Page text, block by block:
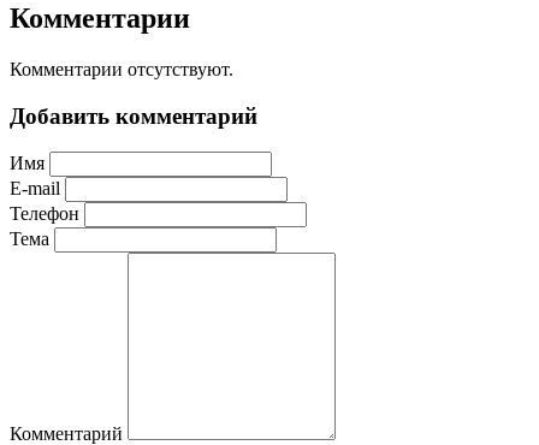
Комментарии
Комментарии отсутствуют.
Добавить комментарий
Имя
E-mail
Телефон
Тема
Комментарий